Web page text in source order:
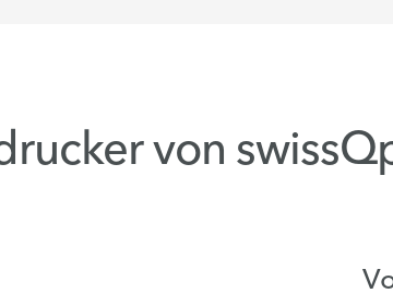
von